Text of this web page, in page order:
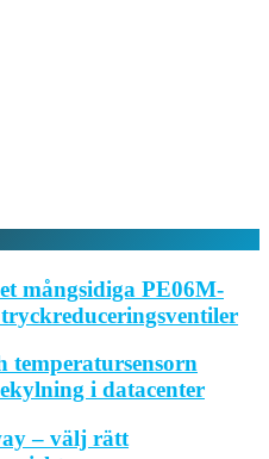
mångsidiga PE06M-
temperatursensorn
i datacenter
– välj rätt